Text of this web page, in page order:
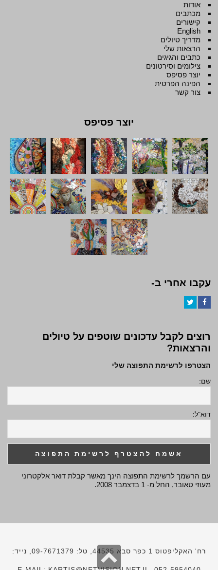
אודות
מכתבים
קישורים
English
מדריך טיולים
הרצאות שלי
כתבים והגיגים
צילומים וסירטונים
יוצר פסיפס
הפינה הפרטית
צור קשר
יוצר פסיפס
עקבו אחרי ב-
רוצים לקבל עדכונים שוטפים על טיולים
והרצאות?
הצטרפו לרשימת התפוצה שלי
שם:
דוא"ל:
עם הרשמך לרשימת התפוצה הינך מאשר קבלת דואר אלקטרוני
מעוזי טאובר, החל מ- 1 בדצמבר 2008.
רח' האקליפטוס 1 כפר סבא 44535, טל: 09-7671379, נייד:
גלילה